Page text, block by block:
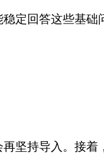
定回答这些基础
坚持导入。接着